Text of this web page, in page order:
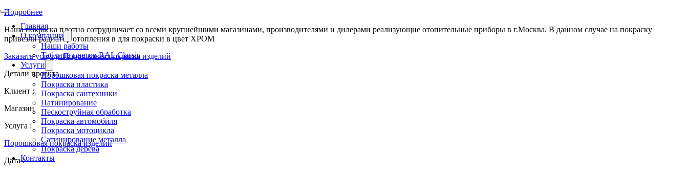
Главная
О компании
Наши работы
Таблица цветов RAL Classic
Услуги
Порошковая покраска металла
Покраска пластика
Покраска сантехники
Патинирование
Пескоструйная обработка
Покраска автомобиля
Покраска мотоцикла
Сатинирование металла
Покраска дерева
Контакты
Подробнее
Наша покраска плотно сотрудничает со всеми крупнейшими магазинами, производителями и дилерами реализующие отопительные приборы в г.Москва. В данном случае на покраску
привезли радиатор отопления в для покраски в цвет ХРОМ
Заказать услугу: Порошковая покраска изделий
Детали проекта
Клиент :
Магазин
Услуга :
Порошковая покраска изделий
Дата :